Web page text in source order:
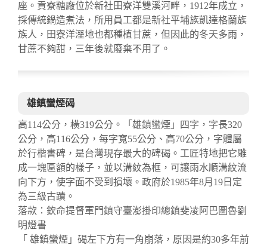
座。貢寮糖廠位於新社田寮洋雙溪河畔，1912年成立，
採傳統鍋造煮法，所用員工都是新社平埔族凱達格蘭族
族人，田寮洋溼地也都種植甘蔗，但因此的冬天多雨，
甘蔗不夠甜，三年後就廢棄不用了。
雄鎮蠻煙碣
高114公分，橫319公分。「雄鎮蠻煙」四字，字長320
公分，高116公分，每字寬55公分、高70公分，字體屬
於行楷書碑，是台灣現存最大的碑碣。工匠特地把它雕
成一塊匾額的樣子，並以溝紋為框，可讓雨水順溝紋流
向下方，使字面不受到損壞。政府於1985年8月19日定
為三級古蹟。
落款：欽命提督軍門鎮守臺澎掛印總鎮斐凌阿巴圖魯劉
明燈書
「 雄鎮蠻煙」碣左下方有一角崩落，原因是約30多年前